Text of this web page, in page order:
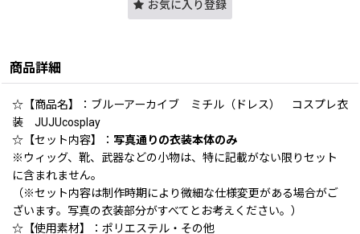
お気に入り登録
商品詳細
☆【商品名】：ブルーアーカイブ ミチル（ドレス） コスプレ衣
装 JUJUcosplay
☆【セット内容】： 写真通りの衣装本体のみ
※ウィッグ、靴、武器などの小物は、特に記載がない限りセット
に含まれません。
（※セット内容は制作時期により微細な仕様変更がある場合がご
ざいます。写真の衣装部分がすべてとお考えください。）
☆【使用素材】：ポリエステル・その他